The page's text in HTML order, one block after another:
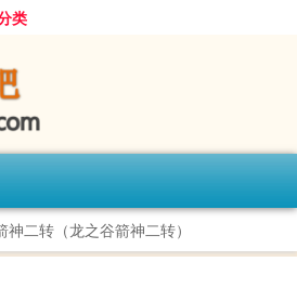
类
神二转（龙之谷箭神二转）